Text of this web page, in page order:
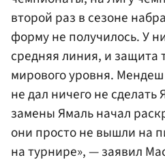
второй раз в сезоне
форму не получилось. У
средняя линия, и защита
мирового уровня.
не дал ничего не
замены Ямаль начал
они просто не вышли на
на турнире», — заявил